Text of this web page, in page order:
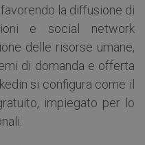
la diffusione di
e social network
delle risorse umane,
di domanda e offerta
si configura come il
impiegato per lo